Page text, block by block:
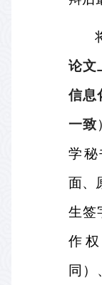
论文
信息
一致
学秘
面、
生签
作
同）